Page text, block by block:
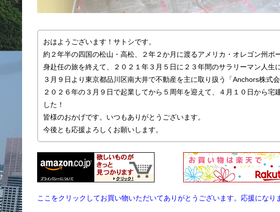
おはようございます！サトシです。
約２年半の四国の松山・高松、２年２か月に渡るアメリカ・オレゴン州ポ
身赴任の旅を終えて、２０２１年３月５日に２３年間のサラリーマン人生
３月９日より東京都品川区南大井で不動産を主に取り扱う「Anchors株式
２０２６年の３月９日で起業してから５周年を迎えて、４月１０日から宅
した！
皆様のおかげです。いつもありがとうございます。
今後とも応援よろしくお願いします。
ここをクリックしてお買い物いただいてありがとうございます。応援になり